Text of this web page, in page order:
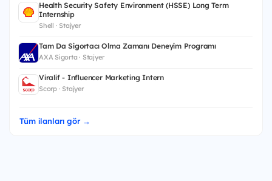
Health Security Safety Environment (HSSE) Long Term
Internship
Shell · Stajyer
Tam Da Sigortacı Olma Zamanı Deneyim Programı
AXA Sigorta · Stajyer
Viralif - Influencer Marketing Intern
Scorp · Stajyer
Tüm ilanları gör →